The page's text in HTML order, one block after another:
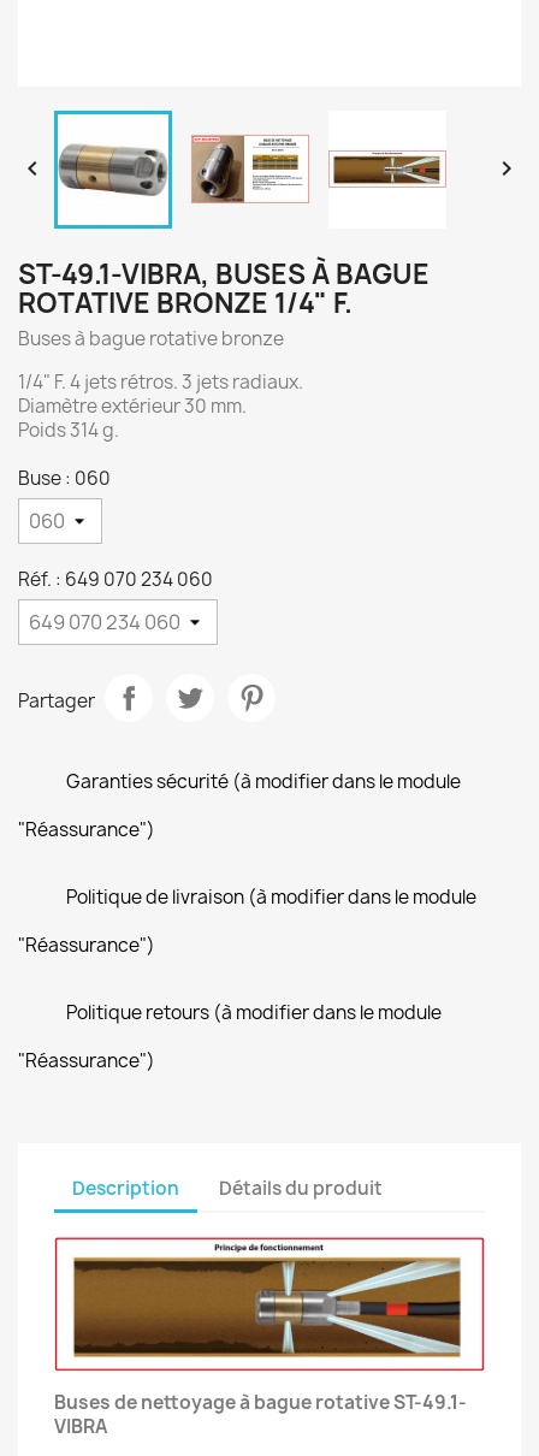
 
ST-49.1-VIBRA, BUSES À BAGUE
ROTATIVE BRONZE 1/4" F.
Buses à bague rotative bronze
1/4" F. 4 jets rétros. 3 jets radiaux.
Diamètre extérieur 30 mm.
Poids 314 g.
Buse : 060
Réf. : 649 070 234 060
Partager
Garanties sécurité (à modifier dans le module
"Réassurance")
Politique de livraison (à modifier dans le module
"Réassurance")
Politique retours (à modifier dans le module
"Réassurance")
Description Détails du produit
Buses de nettoyage à bague rotative ST-49.1-
VIBRA